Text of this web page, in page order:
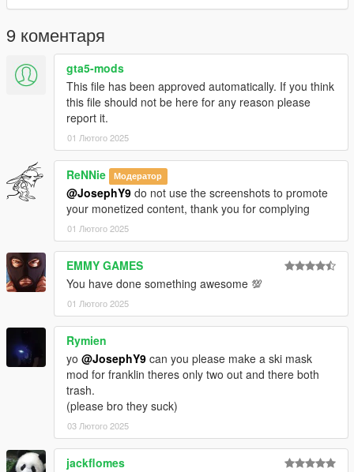
- . GOAT#5697
--------------------------------------------------------------------------------
-
- .For all Franklin fans.
- . Take a look at my patreon You may like my work For
- . am uploading a lot of cool thing For Free Members
- . Tier Free Members
- . Tier Basic 4$
- . Tier Advanced 8$
- . - Ultimate Tier 15$
- patreon.com/Y9XQ
--------------------------------------------------------------------------------
----
- have a great day <3
9 коментаря
gta5-mods
This file has been approved automatically. If you think
this file should not be here for any reason please
report it.
01 Лютого 2025
ReNNie Модератор
@JosephY9 do not use the screenshots to promote
your monetized content, thank you for complying
01 Лютого 2025
EMMY GAMES
You have done something awesome 💯
01 Лютого 2025
Rymien
yo @JosephY9 can you please make a ski mask
mod for franklin theres only two out and there both
trash.
(please bro they suck)
03 Лютого 2025
jackflomes